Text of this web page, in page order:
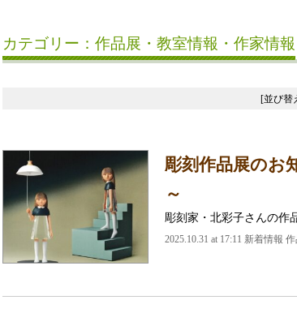
カテゴリー：作品展・教室情報・作家情報
[並び替
彫刻作品展のお
～
彫刻家・北彩子さんの作
2025.10.31 at 17:11 新着情報